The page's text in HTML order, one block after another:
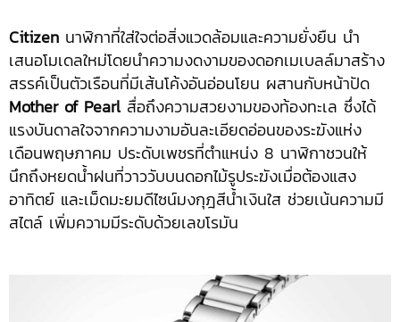
Citizen นาฬิกาที่ใส่ใจต่อสิ่งแวดล้อมและความยั่งยืน นำ
เสนอโมเดลใหม่โดยนำความงดงามของดอกเมเบลล์มาสร้าง
สรรค์เป็นตัวเรือนที่มีเส้นโค้งอันอ่อนโยน ผสานกับหน้าปัด
Mother of Pearl สื่อถึงความสวยงามของท้องทะเล ซึ่งได้
แรงบันดาลใจจากความงามอันละเอียดอ่อนของระฆังแห่ง
เดือนพฤษภาคม ประดับเพชรที่ตำแหน่ง 8 นาฬิกาชวนให้
นึกถึงหยดน้ำฝนที่วาววับบนดอกไม้รูประฆังเมื่อต้องแสง
อาทิตย์ และเม็ดมะยมดีไซน์มงกุฎสีน้ำเงินใส ช่วยเน้นความมี
สไตล์ เพิ่มความมีระดับด้วยเลขโรมัน